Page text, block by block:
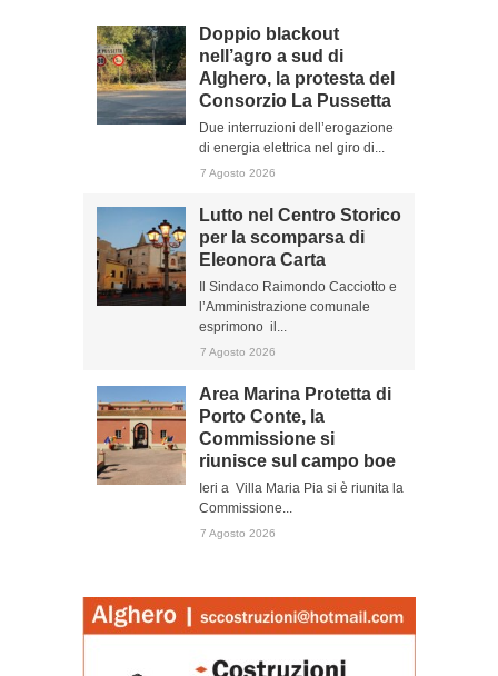
Doppio blackout
nell’agro a sud di
Alghero, la protesta del
Consorzio La Pussetta
Due interruzioni dell’erogazione
di energia elettrica nel giro di...
7 Agosto 2026
Lutto nel Centro Storico
per la scomparsa di
Eleonora Carta
Il Sindaco Raimondo Cacciotto e
l’Amministrazione comunale
esprimono il...
7 Agosto 2026
Area Marina Protetta di
Porto Conte, la
Commissione si
riunisce sul campo boe
Ieri a Villa Maria Pia si è riunita la
Commissione...
7 Agosto 2026